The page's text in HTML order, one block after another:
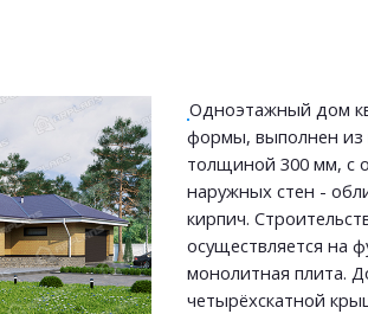
Одноэтажный дом
формы, выполнен из
толщиной 300 мм, с
наружных стен -
кирпич.
осуществляется на
монолитная плита.
четырёхскатной
персональных данных
персональных данных
and the GooglePrivacy Policy andTerms of Service